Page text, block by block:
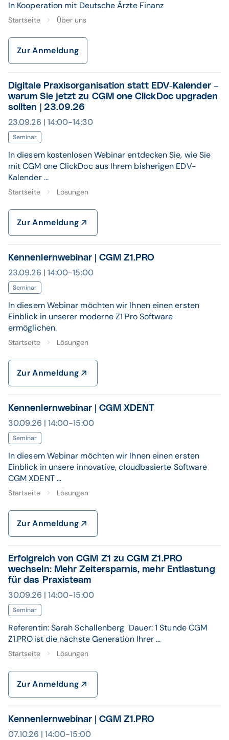
In Kooperation mit Deutsche Ärzte Finanz
Startseite Über uns
Zur Anmeldung
Digitale Praxisorganisation statt EDV-Kalender –
warum Sie jetzt zu CGM one ClickDoc upgraden
sollten | 23.09.26
23.09.26 | 14:00-14:30
Seminar
In diesem kostenlosen Webinar entdecken Sie, wie Sie
mit CGM one ClickDoc aus Ihrem bisherigen EDV-
Kalender ...
Startseite Lösungen
Zur Anmeldung
Kennenlernwebinar | CGM Z1.PRO
23.09.26 | 14:00-15:00
Seminar
In diesem Webinar möchten wir Ihnen einen ersten
Einblick in unserer moderne Z1 Pro Software
ermöglichen.
Startseite Lösungen
Zur Anmeldung
Kennenlernwebinar | CGM XDENT
30.09.26 | 14:00-15:00
Seminar
In diesem Webinar möchten wir Ihnen einen ersten
Einblick in unsere innovative, cloudbasierte Software
CGM XDENT ...
Startseite Lösungen
Zur Anmeldung
Erfolgreich von CGM Z1 zu CGM Z1.PRO
wechseln: Mehr Zeitersparnis, mehr Entlastung
für das Praxisteam
30.09.26 | 14:00-15:00
Seminar
Referentin: Sarah Schallenberg Dauer: 1 Stunde CGM
Z1.PRO ist die nächste Generation Ihrer ...
Startseite Lösungen
Zur Anmeldung
Kennenlernwebinar | CGM Z1.PRO
07.10.26 | 14:00-15:00